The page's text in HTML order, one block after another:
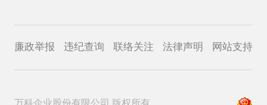
廉政举报 违纪查询 联络关注 法律声明 网站支持